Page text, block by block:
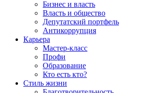
Бизнес и власть
Власть и общество
Депутатский портфель
Антикоррупция
Карьера
Мастер-класс
Профи
Образование
Кто есть кто?
Стиль жизни